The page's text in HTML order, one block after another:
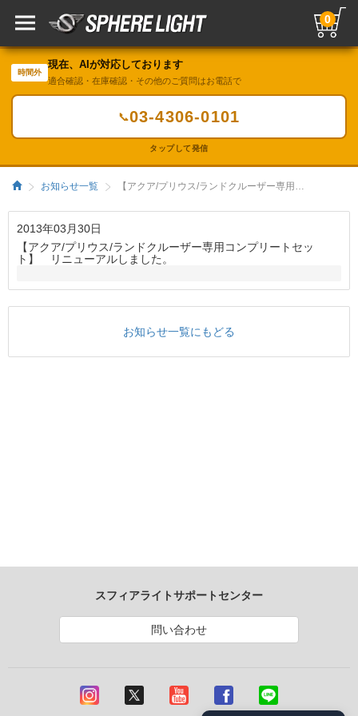
0
時間外
現在、AIが対応しております
適合確認・在庫確認・その他のご質問はお電話で
📞03-4306-0101
タップして発信
お知らせ一覧 【アクア/プリウス/ランドクルーザー専用コンプリートセット】 リニューアルしました。／HIDキット｜LEDヘッドライト販売のスフィアライト
2013年03月30日
【アクア/プリウス/ランドクルーザー専用コンプリートセッ
ト】 リニューアルしました。
お知らせ一覧にもどる
スフィアライトサポートセンター
問い合わせ